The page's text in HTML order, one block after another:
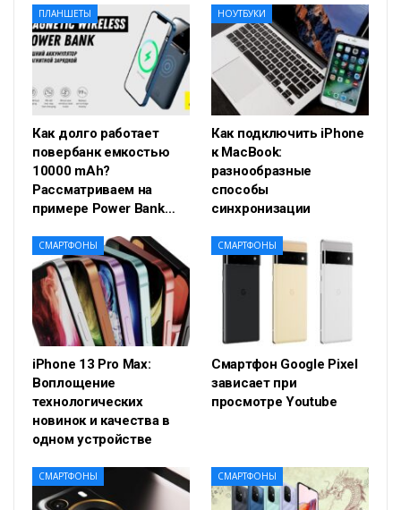
ПЛАНШЕТЫ
Как долго работает
повербанк емкостью
10000 mAh?
Рассматриваем на
примере Power Bank…
НОУТБУКИ
Как подключить iPhone
к MacBook:
разнообразные
способы
синхронизации
СМАРТФОНЫ
iPhone 13 Pro Max:
Воплощение
технологических
новинок и качества в
одном устройстве
СМАРТФОНЫ
Смартфон Google Pixel
зависает при
просмотре Youtube
СМАРТФОНЫ СМАРТФОНЫ